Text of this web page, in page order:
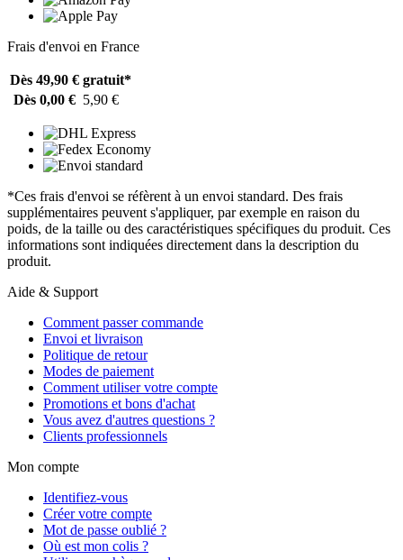
Frais d'envoi en France
Dès 49,90 € gratuit*
Dès 0,00 € 5,90 €
*Ces frais d'envoi se réfèrent à un envoi standard. Des frais
supplémentaires peuvent s'appliquer, par exemple en raison du
poids, de la taille ou des caractéristiques spécifiques du produit. Ces
informations sont indiquées directement dans la description du
produit.
Aide & Support
Comment passer commande
Envoi et livraison
Politique de retour
Modes de paiement
Comment utiliser votre compte
Promotions et bons d'achat
Vous avez d'autres questions ?
Clients professionnels
Mon compte
Identifiez-vous
Créer votre compte
Mot de passe oublié ?
Où est mon colis ?